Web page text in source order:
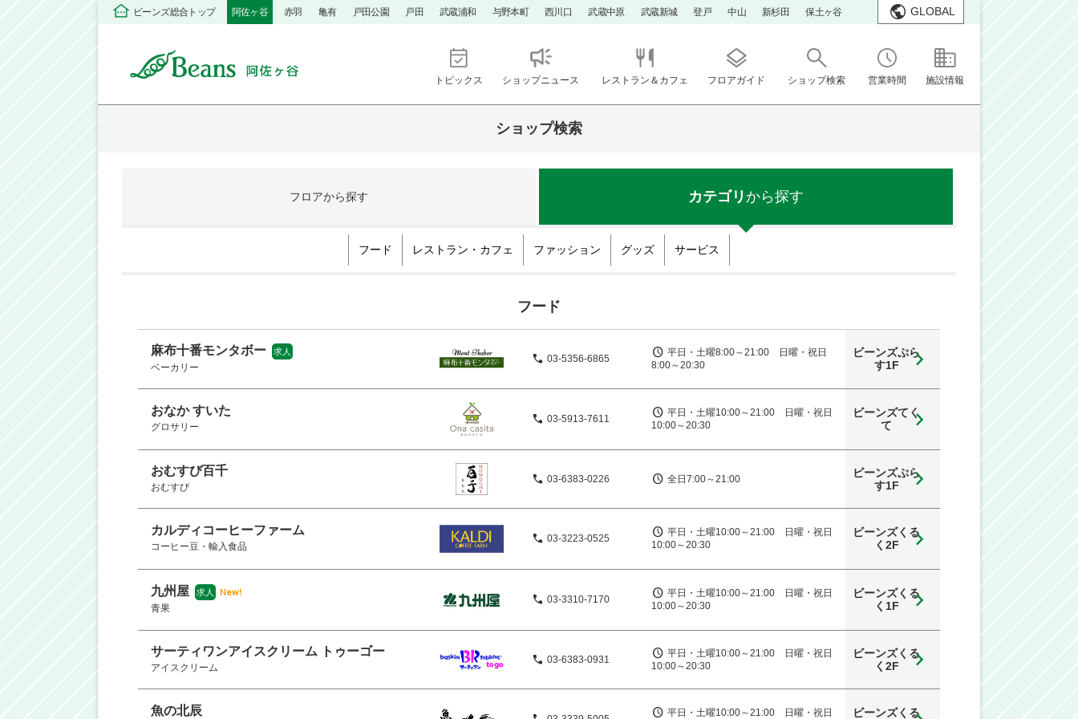
ビーンズ総合トップ 阿佐ヶ谷 赤羽 亀有 戸田公園 戸田 武蔵浦和 与野本町 西川口 武蔵中原 武蔵新城 登戸 中山 新杉田 保土ヶ谷 GLOBAL
トピックス ショップニュース レストラン＆カフェ フロアガイド ショップ検索 営業時間 施設情報
ショップ検索
フロアから探す カテゴリ から探す
フード レストラン・カフェ ファッション グッズ サービス
フード
麻布十番モンタボー 求人
ベーカリー
03-5356-6865
平日・土曜8:00～21:00 日曜・祝日
8:00～20:30
ビーンズぷら
す1F
おなか すいた
グロサリー
03-5913-7611
平日・土曜10:00～21:00 日曜・祝日
10:00～20:30
ビーンズてく
て
おむすび百千
おむすび
03-6383-0226 全日7:00～21:00
ビーンズぷら
す1F
カルディコーヒーファーム
コーヒー豆・輸入食品
03-3223-0525
平日・土曜10:00～21:00 日曜・祝日
10:00～20:30
ビーンズくる
く2F
九州屋 求人 New!
青果
03-3310-7170
平日・土曜10:00～21:00 日曜・祝日
10:00～20:30
ビーンズくる
く1F
サーティワンアイスクリーム トゥーゴー
アイスクリーム
03-6383-0931
平日・土曜10:00～21:00 日曜・祝日
10:00～20:30
ビーンズくる
く2F
魚の北辰 平日・土曜10:00～21:00 日曜・祝日 ビーンズくる